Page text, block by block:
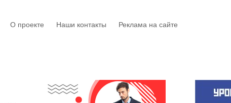
О проекте Наши контакты Реклама на сайте